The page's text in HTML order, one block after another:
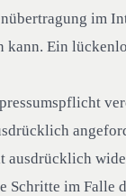
im
Ein
Schritte im Falle